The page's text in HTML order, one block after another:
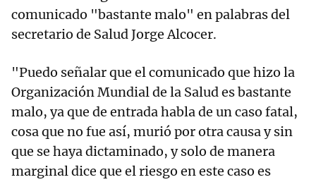
comunicado "bastante malo" en palabras del
secretario de Salud Jorge Alcocer.
"Puedo señalar que el comunicado que hizo la
Organización Mundial de la Salud es bastante
malo, ya que de entrada habla de un caso fatal,
cosa que no fue así, murió por otra causa y sin
que se haya dictaminado, y solo de manera
marginal dice que el riesgo en este caso es